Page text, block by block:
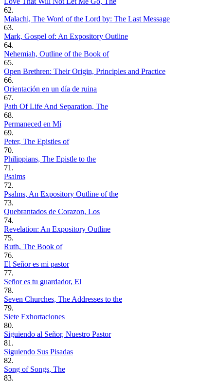
62.
Malachi, The Word of the Lord by: The Last Message
63.
Mark, Gospel of: An Expository Outline
64.
Nehemiah, Outline of the Book of
65.
Open Brethren: Their Origin, Principles and Practice
66.
Orientación en un día de ruina
67.
Path Of Life And Separation, The
68.
Permaneced en Mí
69.
Peter, The Epistles of
70.
Philippians, The Epistle to the
71.
Psalms
72.
Psalms, An Expository Outline of the
73.
Quebrantados de Corazon, Los
74.
Revelation: An Expository Outline
75.
Ruth, The Book of
76.
El Señor es mi pastor
77.
Señor es tu guardador, El
78.
Seven Churches, The Addresses to the
79.
Siete Exhortaciones
80.
Siguiendo al Señor, Nuestro Pastor
81.
Siguiendo Sus Pisadas
82.
Song of Songs, The
83.